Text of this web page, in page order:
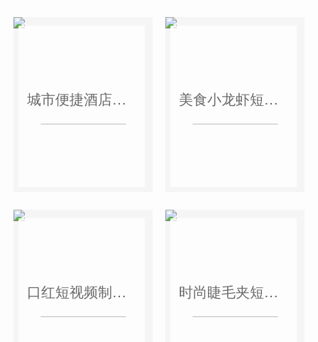
城市便捷酒店短视频案例 美食小龙虾短视频案例
口红短视频制作案例 时尚睫毛夹短视频案例